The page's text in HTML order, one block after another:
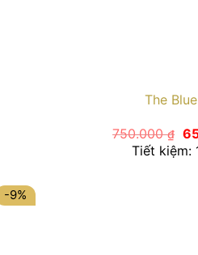
The
750.000₫
là:
Tiết kiệm:
-9%